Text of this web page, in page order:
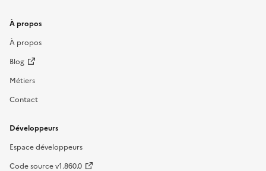
À propos
À propos
Blog
Métiers
Contact
Développeurs
Espace développeurs
Code source v1.860.0